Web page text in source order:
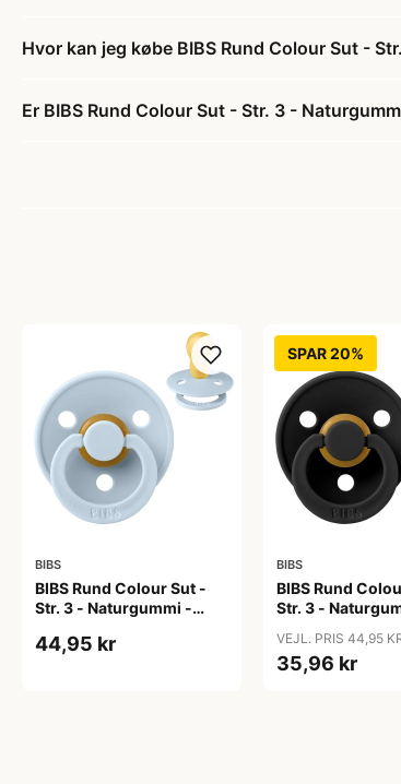
Hvor kan jeg købe BIBS Rund Colour Sut -
Er BIBS Rund Colour Sut - Str. 3 -
BIBS
BIBS Rund Colour Sut -
Str. 3 - Naturgummi -
44,95 kr
SPAR 20%
BIBS
BIBS Rund
Str. 3 -
VEJL. PRIS 44,95
35,96 kr